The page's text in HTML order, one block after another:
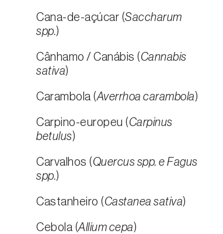
Cana-de-açúcar (Saccharum
spp.)
Cânhamo / Canábis (Cannabis
sativa)
Carambola (Averrhoa carambola)
Carpino-europeu (Carpinus
betulus)
Carvalhos (Quercus spp. e Fagus
spp.)
Castanheiro (Castanea sativa)
Cebola (Allium cepa)